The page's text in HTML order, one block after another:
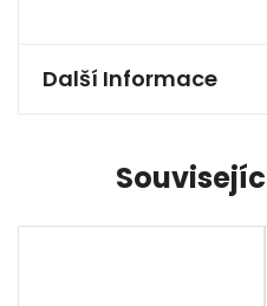
Další Informace